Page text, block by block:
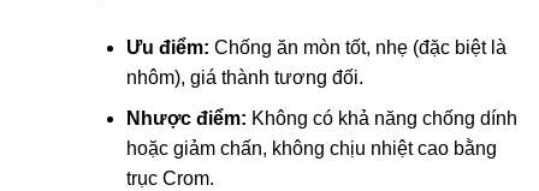
Ưu điểm: Chống ăn mòn tốt, nhẹ (đặc biệt là
nhôm), giá thành tương đối.
Nhược điểm: Không có khả năng chống dính
hoặc giảm chấn, không chịu nhiệt cao bằng
trục Crom.